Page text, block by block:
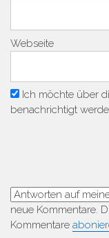
Webseite
Ich möchte über
benachrichtigt
neue Kommentare.
Kommentare